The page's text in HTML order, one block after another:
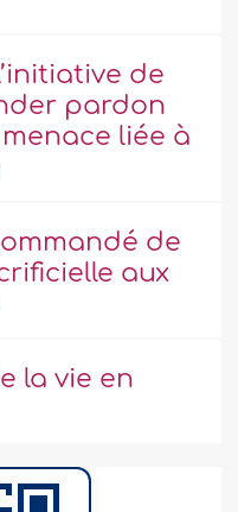
de
pardon
liée à
de
aux
la vie en